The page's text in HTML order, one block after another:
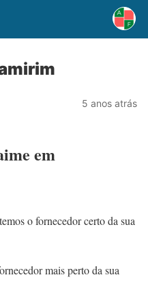
5 anos atrás
em
o fornecedor certo da sua
mais perto da sua